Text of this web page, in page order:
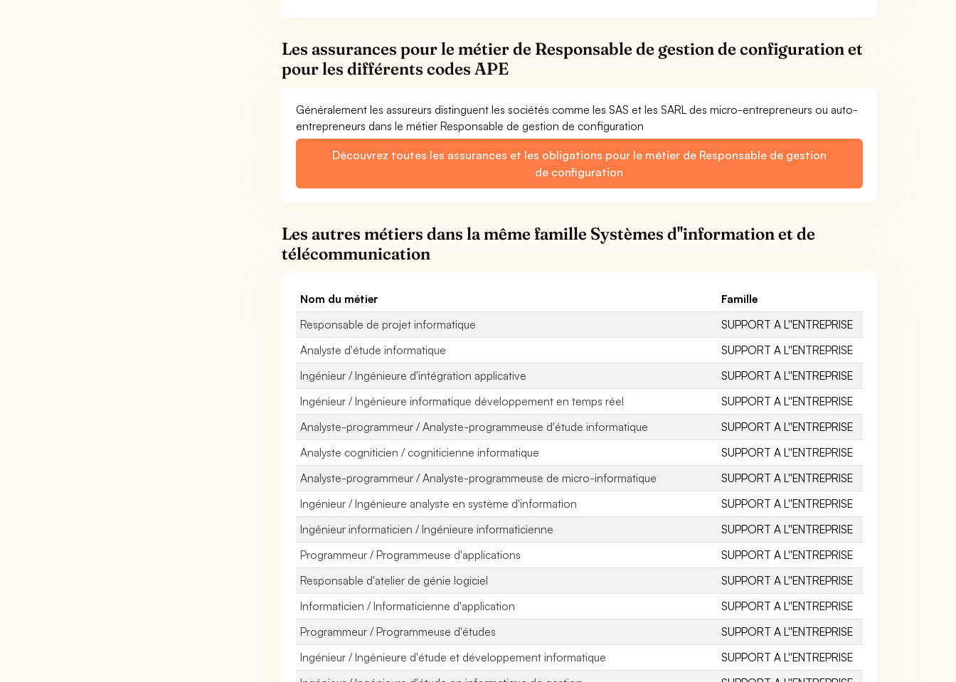
Les assurances pour le métier de Responsable de gestion de configuration et
pour les différents codes APE
Généralement les assureurs distinguent les sociétés comme les SAS et les SARL des micro-entrepreneurs ou auto-
entrepreneurs dans le métier Responsable de gestion de configuration
Découvrez toutes les assurances et les obligations pour le métier de Responsable de gestion
de configuration
Les autres métiers dans la même famille Systèmes d''information et de
télécommunication
Nom du métier
Famille
Responsable de projet informatique
SUPPORT A L''ENTREPRISE
Analyste d'étude informatique
SUPPORT A L''ENTREPRISE
Ingénieur / Ingénieure d'intégration applicative
SUPPORT A L''ENTREPRISE
Ingénieur / Ingénieure informatique développement en temps réel
SUPPORT A L''ENTREPRISE
Analyste-programmeur / Analyste-programmeuse d'étude informatique
SUPPORT A L''ENTREPRISE
Analyste cogniticien / cogniticienne informatique
SUPPORT A L''ENTREPRISE
Analyste-programmeur / Analyste-programmeuse de micro-informatique
SUPPORT A L''ENTREPRISE
Ingénieur / Ingénieure analyste en système d'information
SUPPORT A L''ENTREPRISE
Ingénieur informaticien / Ingénieure informaticienne
SUPPORT A L''ENTREPRISE
Programmeur / Programmeuse d'applications
SUPPORT A L''ENTREPRISE
Responsable d'atelier de génie logiciel
SUPPORT A L''ENTREPRISE
Informaticien / Informaticienne d'application
SUPPORT A L''ENTREPRISE
Programmeur / Programmeuse d'études
SUPPORT A L''ENTREPRISE
Ingénieur / Ingénieure d'étude et développement informatique
SUPPORT A L''ENTREPRISE